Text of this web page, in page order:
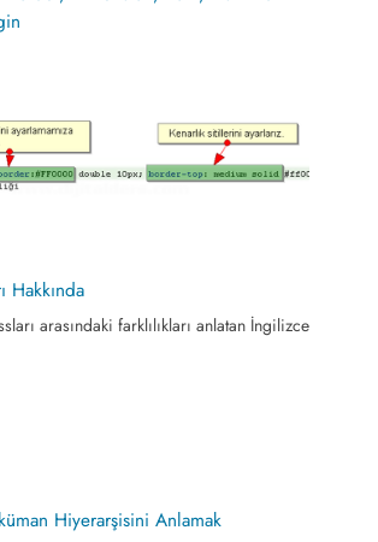
Hakkında
arasındaki farklılıkları anlatan İngilizce
Hiyerarşisini Anlamak